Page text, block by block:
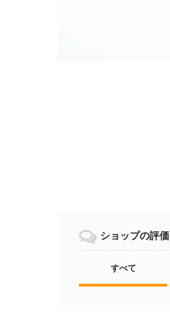
ショップの評価
すべて